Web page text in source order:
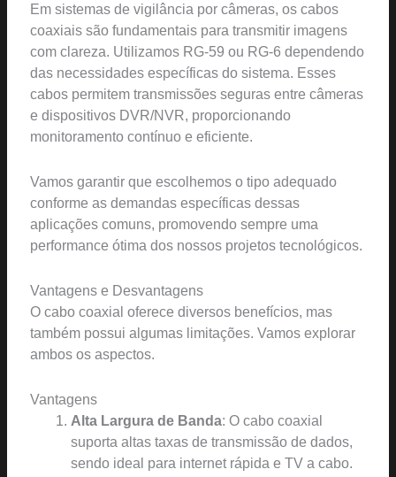
Em sistemas de vigilância por câmeras, os cabos
coaxiais são fundamentais para transmitir imagens
com clareza. Utilizamos RG-59 ou RG-6 dependendo
das necessidades específicas do sistema. Esses
cabos permitem transmissões seguras entre câmeras
e dispositivos DVR/NVR, proporcionando
monitoramento contínuo e eficiente.
Vamos garantir que escolhemos o tipo adequado
conforme as demandas específicas dessas
aplicações comuns, promovendo sempre uma
performance ótima dos nossos projetos tecnológicos.
Vantagens e Desvantagens
O cabo coaxial oferece diversos benefícios, mas
também possui algumas limitações. Vamos explorar
ambos os aspectos.
Vantagens
Alta Largura de Banda: O cabo coaxial
suporta altas taxas de transmissão de dados,
sendo ideal para internet rápida e TV a cabo.